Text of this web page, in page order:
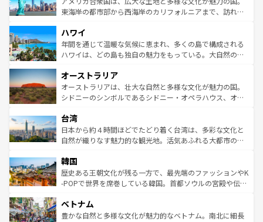
ことができる。国民の所得が高いため物価も高いが、旅行
ば市内交通費無料で観光を楽しむこともできる。 なお、新
着のスイス情報はコンテンツ一覧 を参照してほしい。
東海岸の都市部から西海岸のカリフォルニアまで、訪れる
のような巨大都市は、観光、ショッピング、エンターテイ
ンメントが詰まった刺激的なスポットだ。一方、アメリカ
西部には大自然が広がり、グランドキャニオンやイエロー
部のニューオーリンズでは、音楽と美食が融合した独特の
文化が魅力。旅行者はアメリカの各地域で異なる魅力を楽
しみながら、その多様性と豊かな歴史を感じることができ
ならではの贅沢な旅のスタイルだ。 なお、新着のアメリカ
情報はコンテンツ一覧を参照してほしい。
ハワイ
年間を通じて温暖な気候に恵まれ、多くの島で構成される
ハワイは、どの島も独自の魅力をもっている。大自然の神
ワイ島は見逃せない。また、定番の観光地といえばオアフ
島だが、静かな自然を求めるならマウイ島やカウアイ島が
おすすめ。エメラルドグリーンに輝く海をはじめ、豊かな
れるおもてなしの心で訪れる人々を迎えてくれるハワイの
人々、おいしいローカルフードやハワイアンミュージッ
ク、伝統的なフラダンスなど、すべてがハワイの魅力を彩
ワイを、存分に味わってほしい。 なお、新着のハワイ情報
はコンテンツ一覧を参照してほしい。
オーストラリア
オーストラリアは、壮大な自然と多様な文化が魅力の国。
シドニーのシンボルであるシドニー・オペラハウス、オー
リアリーフや大陸中央部にそびえるウルル（エアーズロッ
ク）、タスマニアの美しい原生林やケアンズの熱帯雨林な
ど、見どころがたくさん。また、カフェやワイン、オージ
いる。アクティビティも充実しており、サーフィンやダイ
ビング、ハイキングなど、アウトドア好きにはたまらな
い。オーストラリアの多彩な魅力を存分に味わいつくそ
参照してほしい。
台湾
日本から約４時間ほどでたどり着く台湾は、多彩な文化と
自然が織りなす魅力的な観光地。活気あふれる大都市の台
ン）、静ひつな山岳地帯である台湾東部など、都市の喧騒
と山間の静けさが共存しており、訪れる人に新しい発見と
驚きをもたらしてくれる。また、奥深い台湾の食文化も魅
容にもいいと評判のスイーツなど、バラエティ豊かな料理
が味わえる。 なお、新着の台湾情報は コンテンツ一覧を参
韓国
歴史ある王朝文化が残る一方で、最先端のファッションやK
-POPで世界を席巻している韓国。首都ソウルの宮殿や伝統
き、地方に足を延ばせば四季折々の自然美を楽しむことが
できる。そして、キムチや焼肉、絶品のストリートフード
ベトナム
豊かな自然と多様な文化が魅力的なベトナム。南北に細長